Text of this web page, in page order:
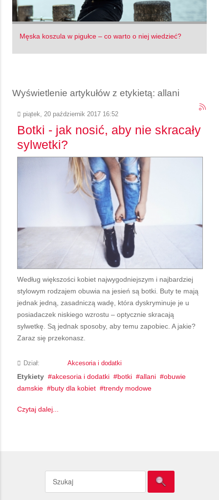
Męska koszula w pigułce – co warto o niej wiedzieć?
Wyświetlenie artykułów z etykietą: allani
piątek, 20 październik 2017 16:52
Botki - jak nosić, aby nie skracały
sylwetki?
Według większości kobiet najwygodniejszym i najbardziej
stylowym rodzajem obuwia na jesień są botki. Buty te mają
jednak jedną, zasadniczą wadę, która dyskryminuje je u
posiadaczek niskiego wzrostu – optycznie skracają
sylwetkę. Są jednak sposoby, aby temu zapobiec. A jakie?
Zaraz się przekonasz.
Dział: Akcesoria i dodatki
Etykiety akcesoria i dodatki botki allani
obuwie
damskie
buty dla kobiet trendy modowe
Czytaj dalej...